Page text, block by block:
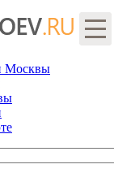
Москвы